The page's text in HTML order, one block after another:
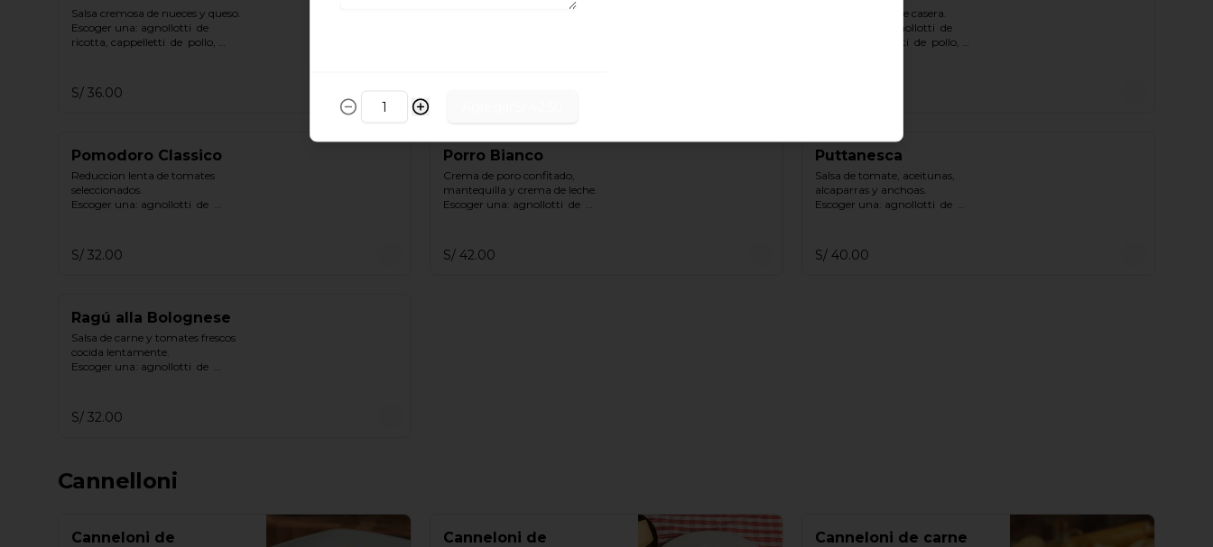
Salsa cremosa de nueces y queso.
Escoger una: agnollotti  de
ricotta, cappelletti  de  pollo,
S/ 36.00
Clásica salsa verde casera.
Escoger una: agnollotti  de
ricotta, cappelletti  de  pollo,
Pomodoro Classico
Reduccion lenta de tomates
seleccionados.
Escoger una: agnollotti  de
S/ 32.00
Porro Bianco
Crema de poro confitado,
mantequilla y crema de leche.
Escoger una: agnollotti  de
S/ 42.00
Puttanesca
Salsa de tomate, aceitunas,
alcaparras y anchoas.
Escoger una: agnollotti  de
S/ 40.00
Ragú alla Bolognese
Salsa de carne y tomates frescos
cocida lentamente.
Escoger una: agnollotti  de
S/ 32.00
Cannelloni
Canneloni de
Canneloni de
Canneloni de carne